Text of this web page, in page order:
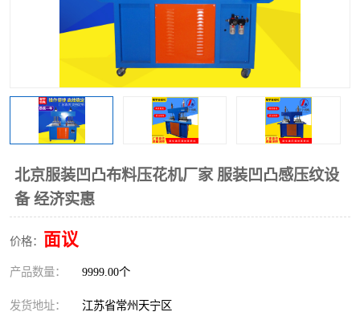
北京服装凹凸布料压花机厂家 服装凹凸感压纹设
备 经济实惠
价格： 面议
产品数量： 9999.00个
发货地址： 江苏省常州天宁区